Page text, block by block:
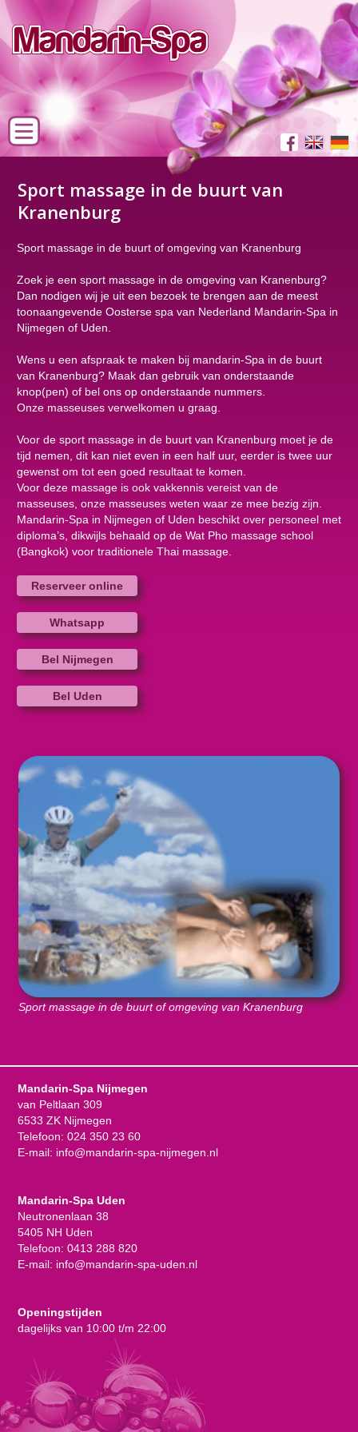
Sport massage in de buurt van
Kranenburg
Sport massage in de buurt of omgeving van Kranenburg
Zoek je een sport massage in de omgeving van Kranenburg?
Dan nodigen wij je uit een bezoek te brengen aan de meest
toonaangevende Oosterse spa van Nederland Mandarin-Spa in
Nijmegen of Uden.
Wens u een afspraak te maken bij mandarin-Spa in de buurt
van Kranenburg? Maak dan gebruik van onderstaande
knop(pen) of bel ons op onderstaande nummers.
Onze masseuses verwelkomen u graag.
Voor de sport massage in de buurt van Kranenburg moet je de
tijd nemen, dit kan niet even in een half uur, eerder is twee uur
gewenst om tot een goed resultaat te komen.
Voor deze massage is ook vakkennis vereist van de
masseuses, onze masseuses weten waar ze mee bezig zijn.
Mandarin-Spa in Nijmegen of Uden beschikt over personeel met
diploma’s, dikwijls behaald op de Wat Pho massage school
(Bangkok) voor traditionele Thai massage.
Reserveer online
Whatsapp
Bel Nijmegen
Bel Uden
Sport massage in de buurt of omgeving van Kranenburg
Mandarin-Spa Nijmegen
van Peltlaan 309
6533 ZK Nijmegen
Telefoon: 024 350 23 60
E-mail: info@mandarin-spa-nijmegen.nl
Mandarin-Spa Uden
Neutronenlaan 38
5405 NH Uden
Telefoon: 0413 288 820
E-mail: info@mandarin-spa-uden.nl
Openingstijden
dagelijks van 10:00 t/m 22:00